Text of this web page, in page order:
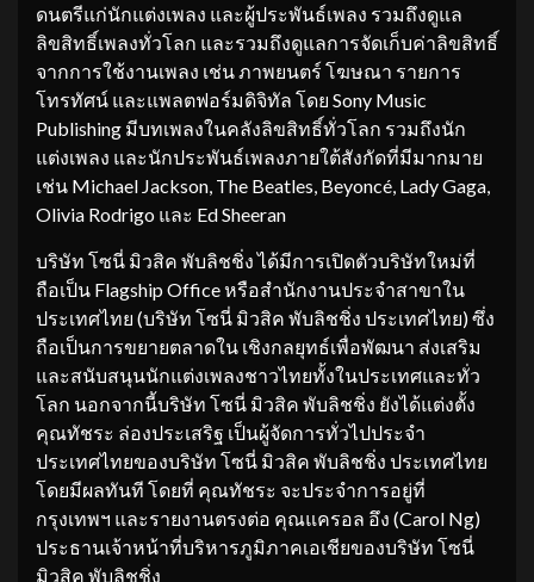
ดนตรีแก่นักแต่งเพลง และผู้ประพันธ์เพลง รวมถึงดูแล
ลิขสิทธิ์เพลงทั่วโลก และรวมถึงดูแลการจัดเก็บค่าลิขสิทธิ์
จากการใช้งานเพลง เช่น ภาพยนตร์ โฆษณา รายการ
โทรทัศน์ และแพลตฟอร์มดิจิทัล โดย Sony Music
Publishing มีบทเพลงในคลังลิขสิทธิ์ทั่วโลก รวมถึงนัก
แต่งเพลง และนักประพันธ์เพลงภายใต้สังกัดที่มีมากมาย
เช่น Michael Jackson, The Beatles, Beyoncé, Lady Gaga,
Olivia Rodrigo และ Ed Sheeran
บริษัท โซนี่ มิวสิค พับลิชชิ่ง ได้มีการเปิดตัวบริษัทใหม่ที่
ถือเป็น Flagship Office หรือสำนักงานประจำสาขาใน
ประเทศไทย (บริษัท โซนี่ มิวสิค พับลิชชิ่ง ประเทศไทย) ซึ่ง
ถือเป็นการขยายตลาดใน เชิงกลยุทธ์เพื่อพัฒนา ส่งเสริม
และสนับสนุนนักแต่งเพลงชาวไทยทั้งในประเทศและทั่ว
โลก นอกจากนี้บริษัท โซนี่ มิวสิค พับลิชชิ่ง ยังได้แต่งตั้ง
คุณทัชระ ล่องประเสริฐ เป็นผู้จัดการทั่วไปประจำ
ประเทศไทยของบริษัท โซนี่ มิวสิค พับลิชชิ่ง ประเทศไทย
โดยมีผลทันที โดยที่ คุณทัชระ จะประจำการอยู่ที่
กรุงเทพฯ และรายงานตรงต่อ คุณแครอล อึง (Carol Ng)
ประธานเจ้าหน้าที่บริหารภูมิภาคเอเชียของบริษัท โซนี่
มิวสิค พับลิชชิ่ง